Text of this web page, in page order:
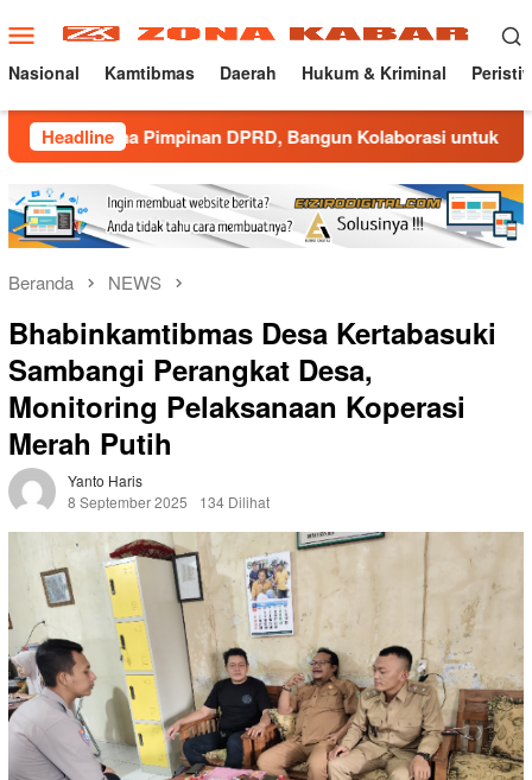
ke
konten
Menu
Mobile
Nasional Kamtibmas Daerah Hukum & Kriminal
Headline
Pimpinan DPRD, Bangun Kolaborasi untuk Majalengka
Beranda NEWS
Bhabinkamtibmas Desa Kertabasuki
Sambangi Perangkat Desa,
Monitoring Pelaksanaan Koperasi
Merah Putih
Yanto Haris
8 September 2025
134 Dilihat